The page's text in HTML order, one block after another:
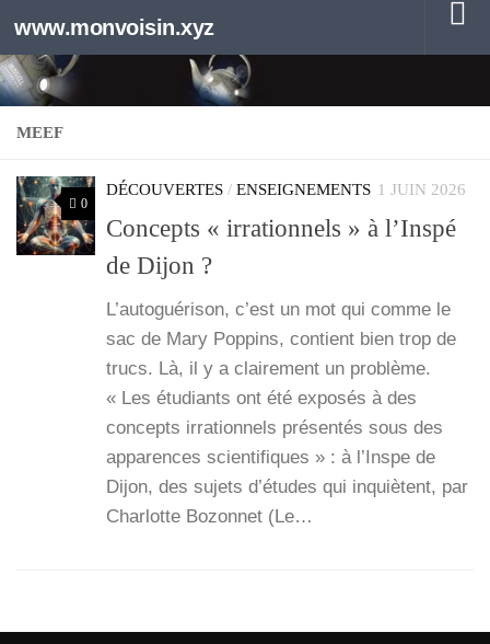
Au dessous du contenu
www.monvoisin.xyz
MEEF
0
DÉCOUVERTES / ENSEIGNEMENTS 1 JUIN 2026
Concepts « irrationnels » à l’Inspé
de Dijon ?
L’au­to­gué­ri­son, c’est un mot qui comme le
sac de Mary Pop­pins, contient bien trop de
trucs. Là, il y a clai­re­ment un pro­blème.
« Les étu­diants ont été expo­sés à des
concepts irra­tion­nels pré­sen­tés sous des
appa­rences scien­ti­fiques » : à l’Inspe de
Dijon, des sujets d’études qui inquiètent, par
Char­lotte Bozon­net (Le…